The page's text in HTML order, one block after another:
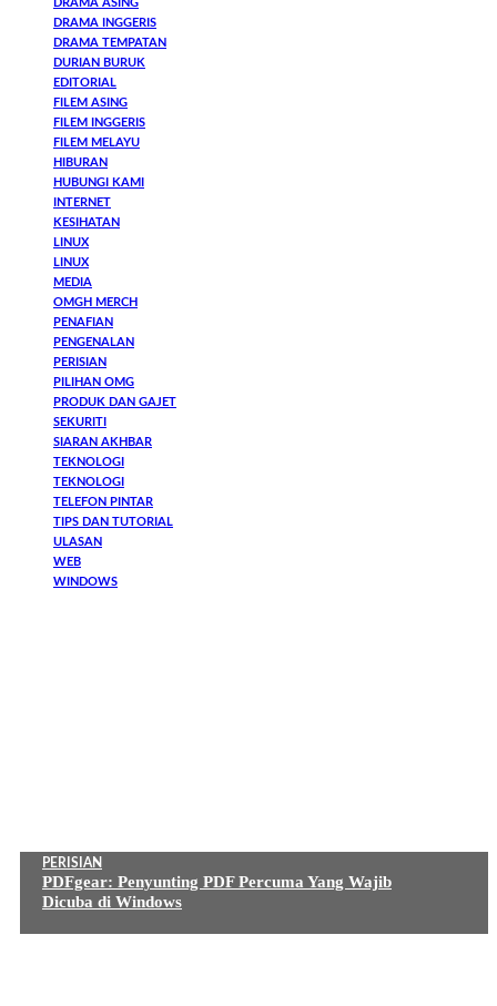
DRAMA ASING
DRAMA INGGERIS
DRAMA TEMPATAN
DURIAN BURUK
EDITORIAL
FILEM ASING
FILEM INGGERIS
FILEM MELAYU
HIBURAN
HUBUNGI KAMI
INTERNET
KESIHATAN
LINUX
LINUX
MEDIA
OMGH MERCH
PENAFIAN
PENGENALAN
PERISIAN
PILIHAN OMG
PRODUK DAN GAJET
SEKURITI
SIARAN AKHBAR
TEKNOLOGI
TEKNOLOGI
TELEFON PINTAR
TIPS DAN TUTORIAL
ULASAN
WEB
WINDOWS
PERISIAN
PDFgear: Penyunting PDF Percuma Yang Wajib
Dicuba di Windows